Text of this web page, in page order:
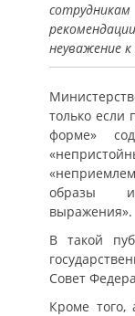
неуважение
только если
форме»
образы
выражения».
В такой
Совет
Кроме того,